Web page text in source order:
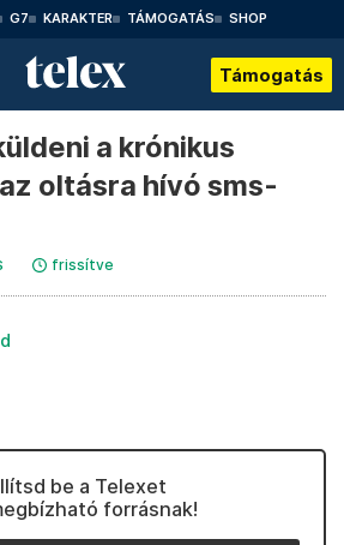
G7 KARAKTER TÁMOGATÁS SHOP
Támogatás
a krónikus
oltásra hívó sms-
frissítve
be a Telexet
forrásnak!